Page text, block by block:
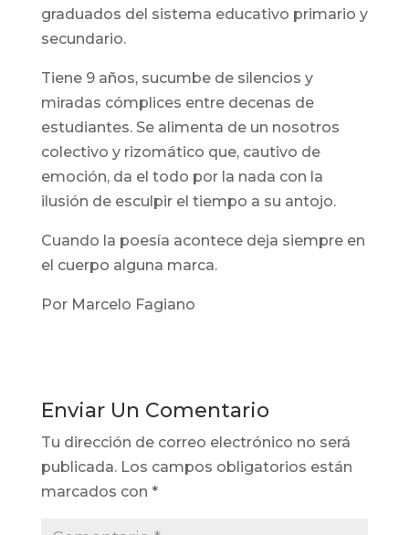
graduados del sistema educativo primario y
secundario.
Tiene 9 años, sucumbe de silencios y
miradas cómplices entre decenas de
estudiantes. Se alimenta de un nosotros
colectivo y rizomático que, cautivo de
emoción, da el todo por la nada con la
ilusión de esculpir el tiempo a su antojo.
Cuando la poesía acontece deja siempre en
el cuerpo alguna marca.
Por Marcelo Fagiano
Enviar Un Comentario
Tu dirección de correo electrónico no será
publicada. Los campos obligatorios están
marcados con *